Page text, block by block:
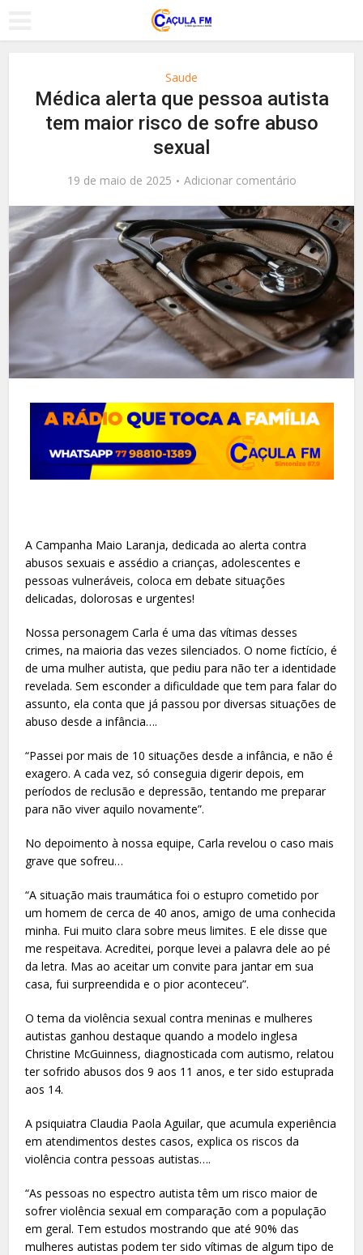
Saude
Médica alerta que pessoa autista
tem maior risco de sofre abuso
sexual
19 de maio de 2025 Adicionar comentário
A Campanha Maio Laranja, dedicada ao alerta contra
abusos sexuais e assédio a crianças, adolescentes e
pessoas vulneráveis, coloca em debate situações
delicadas, dolorosas e urgentes!
Nossa personagem Carla é uma das vítimas desses
crimes, na maioria das vezes silenciados. O nome fictício, é
de uma mulher autista, que pediu para não ter a identidade
revelada. Sem esconder a dificuldade que tem para falar do
assunto, ela conta que já passou por diversas situações de
abuso desde a infância….
“Passei por mais de 10 situações desde a infância, e não é
exagero. A cada vez, só conseguia digerir depois, em
períodos de reclusão e depressão, tentando me preparar
para não viver aquilo novamente”.
No depoimento à nossa equipe, Carla revelou o caso mais
grave que sofreu…
“A situação mais traumática foi o estupro cometido por
um homem de cerca de 40 anos, amigo de uma conhecida
minha. Fui muito clara sobre meus limites. E ele disse que
me respeitava. Acreditei, porque levei a palavra dele ao pé
da letra. Mas ao aceitar um convite para jantar em sua
casa, fui surpreendida e o pior aconteceu”.
O tema da violência sexual contra meninas e mulheres
autistas ganhou destaque quando a modelo inglesa
Christine McGuinness, diagnosticada com autismo, relatou
ter sofrido abusos dos 9 aos 11 anos, e ter sido estuprada
aos 14.
A psiquiatra Claudia Paola Aguilar, que acumula experiência
em atendimentos destes casos, explica os riscos da
violência contra pessoas autistas….
“As pessoas no espectro autista têm um risco maior de
sofrer violência sexual em comparação com a população
em geral. Tem estudos mostrando que até 90% das
mulheres autistas podem ter sido vítimas de algum tipo de